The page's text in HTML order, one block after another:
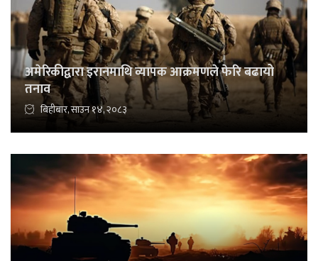
अमेरिकीद्वारा इरानमाथि व्यापक आक्रमणले फेरि बढायो
तनाव
बिहीबार, साउन १४, २०८३